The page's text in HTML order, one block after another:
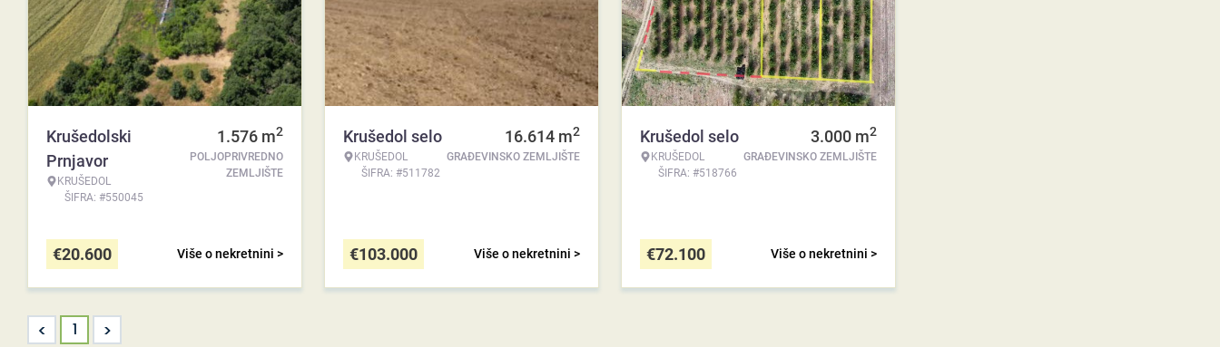
Krušedolski
Prnjavor
KRUŠEDOL
ŠIFRA: #550045
1.576 m2
POLJOPRIVREDNO
ZEMLJIŠTE
Više o nekretnini >
€20.600
Krušedol selo
KRUŠEDOL
ŠIFRA: #511782
16.614 m2
GRAĐEVINSKO ZEMLJIŠTE
Više o nekretnini >
€103.000
Krušedol selo
KRUŠEDOL
ŠIFRA: #518766
3.000 m2
GRAĐEVINSKO ZEMLJIŠTE
Više o nekretnini >
€72.100
< 1 >